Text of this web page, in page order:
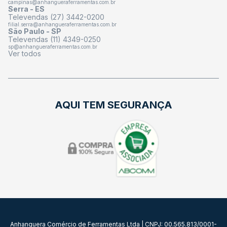
campinas@anhangueraferramentas.com.br
Serra - ES
Televendas (27) 3442-0200
filial.serra@anhangueraferramentas.com.br
São Paulo - SP
Televendas (11) 4349-0250
sp@anhangueraferramentas.com.br
Ver todos
AQUI TEM SEGURANÇA
Anhanguera Comércio de Ferramentas Ltda | CNPJ: 00.565.813/0001-